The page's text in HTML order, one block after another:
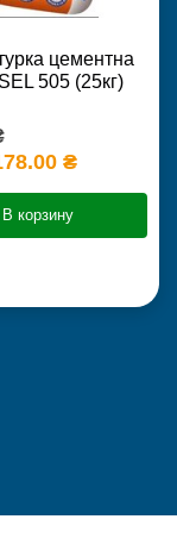
цементна
505 (25кг)
₴
В корзину